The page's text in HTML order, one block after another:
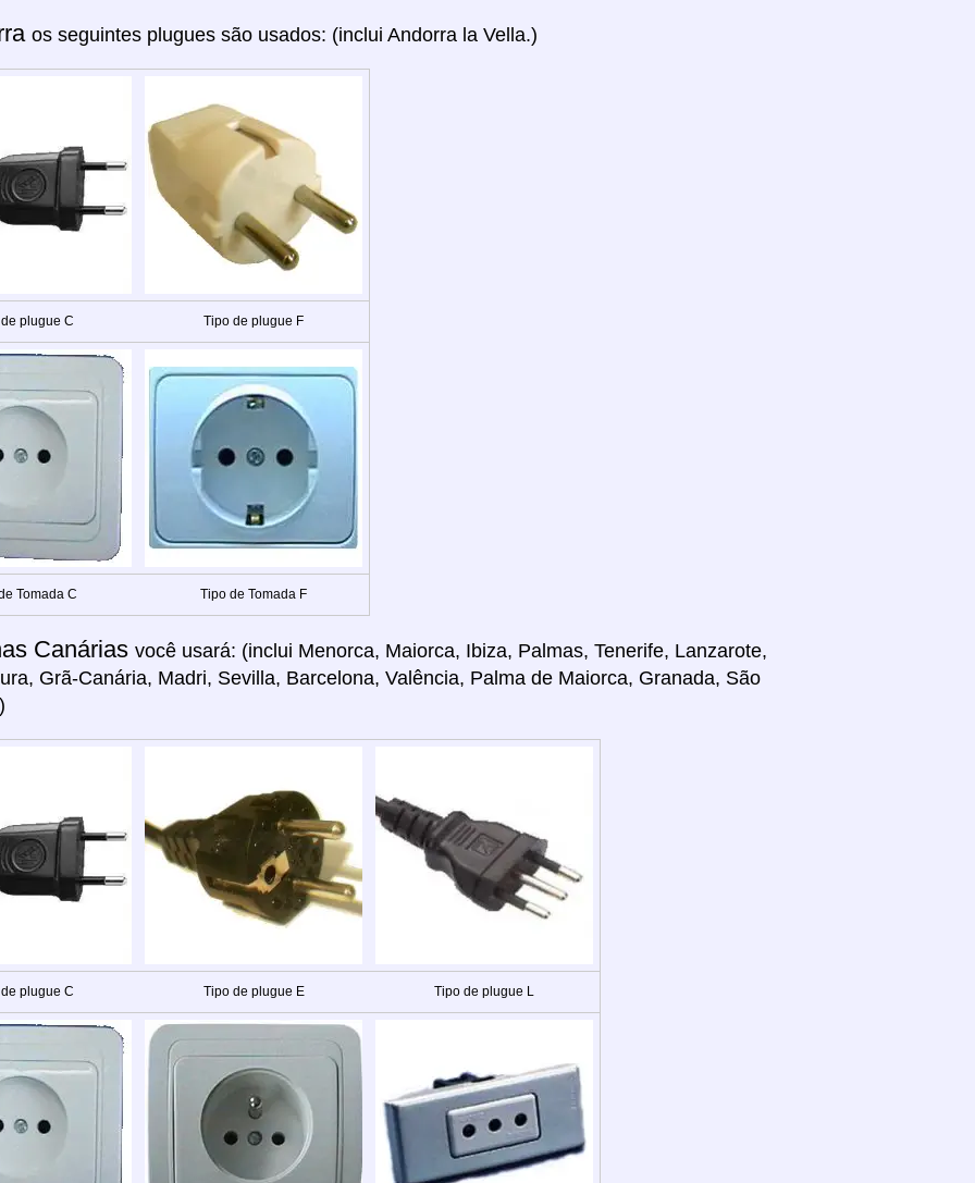
os seguintes plugues são usados: (inclui Andorra la Vella.)
plugue C Tipo de plugue F
Tomada C Tipo de Tomada F
Canárias você usará: (inclui Menorca, Maiorca, Ibiza, Palmas, Tenerife, Lanzarote,
Grã-Canária, Madri, Sevilla, Barcelona, Valência, Palma de Maiorca, Granada, São
plugue C Tipo de plugue E Tipo de plugue L